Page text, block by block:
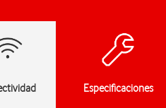
Especificaciones